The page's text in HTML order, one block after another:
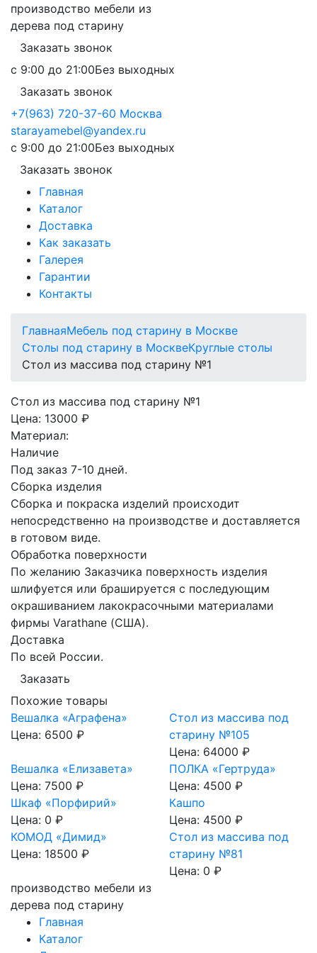
производство мебели из
дерева под старину
Заказать звонок
с 9:00 до 21:00Без выходных
Заказать звонок
+7(963) 720-37-60 Москва
starayamebel@yandex.ru
с 9:00 до 21:00Без выходных
Заказать звонок
Главная
Каталог
Доставка
Как заказать
Галерея
Гарантии
Контакты
ГлавнаяМебель под старину в Москве
Столы под старину в МосквеКруглые столы
Стол из массива под старину №1
Стол из массива под старину №1
Цена: 13000 ₽
Материал:
Наличие
Под заказ 7-10 дней.
Сборка изделия
Сборка и покраска изделий происходит
непосредственно на производстве и доставляется
в готовом виде.
Обработка поверхности
По желанию Заказчика поверхность изделия
шлифуется или брашируется с последующим
окрашиванием лакокрасочными материалами
фирмы Varathane (США).
Доставка
По всей России.
Заказать
Похожие товары
Вешалка «Аграфена»
Цена: 6500 ₽
Стол из массива под
старину №105
Цена: 64000 ₽
Вешалка «Елизавета»
Цена: 7500 ₽
ПОЛКА «Гертруда»
Цена: 4500 ₽
Шкаф «Порфирий»
Цена: 0 ₽
Кашпо
Цена: 4500 ₽
КОМОД «Димид»
Цена: 18500 ₽
Стол из массива под
старину №81
Цена: 0 ₽
производство мебели из
дерева под старину
Главная
Каталог